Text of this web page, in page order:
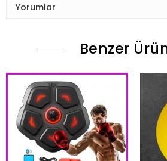
Yorumlar
Benzer